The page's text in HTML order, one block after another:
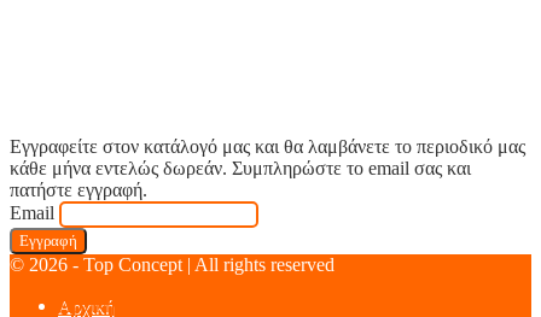
Εγγραφείτε στον κατάλογό μας και θα λαμβάνετε το περιοδικό μας
κάθε μήνα εντελώς δωρεάν. Συμπληρώστε το email σας και
πατήστε εγγραφή.
Email
© 2026 - Top Concept | All rights reserved
Αρχική